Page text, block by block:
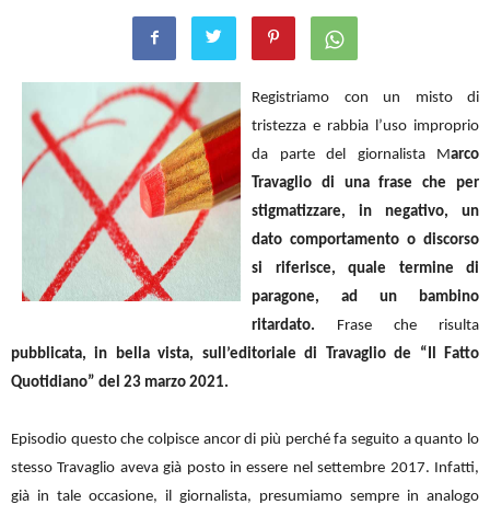
Registriamo con un misto di
tristezza e rabbia l’uso improprio
da parte del giornalista Marco
Travaglio di una frase che per
stigmatizzare, in negativo, un
dato comportamento o discorso
si riferisce, quale termine di
paragone, ad un bambino
ritardato. Frase che risulta
pubblicata, in bella vista, sull’editoriale di Travaglio de “Il Fatto
Quotidiano” del 23 marzo 2021.
Episodio questo che colpisce ancor di più perché fa seguito a quanto lo
stesso Travaglio aveva già posto in essere nel settembre 2017. Infatti,
già in tale occasione, il giornalista, presumiamo sempre in analogo